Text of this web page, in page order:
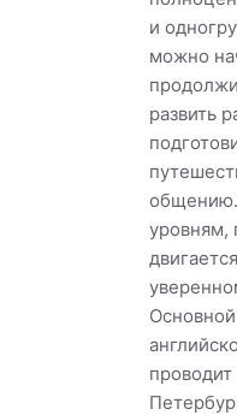
и
можно
развить
общению.
уровням,